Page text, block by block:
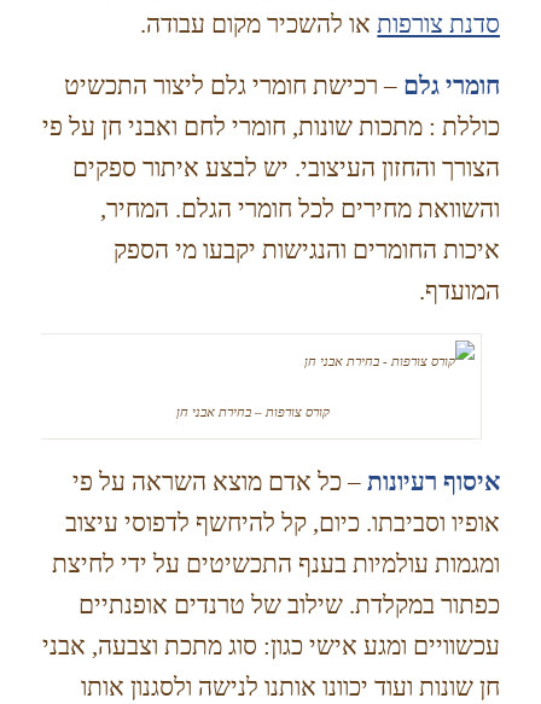
סדנת צורפותאו להשכיר מקום עבודה.
חומרי גלם – רכישת חומרי גלם ליצור התכשיט
כוללת : מתכות שונות, חומרי לחם ואבני חן על פי
הצורך והחזון העיצובי. יש לבצע איתור ספקים
והשוואת מחירים לכל חומרי הגלם. המחיר,
איכות החומרים והנגישות יקבעו מי הספק
המועדף.
קורס צורפות – בחירת אבני חן
איסוף רעיונות – כל אדם מוצא השראה על פי
אופיו וסביבתו. כיום, קל להיחשף לדפוסי עיצוב
ומגמות עולמיות בענף התכשיטים על ידי לחיצת
כפתור במקלדת. שילוב של טרנדים אופנתיים
עכשוויים ומגע אישי כגון: סוג מתכת וצבעה, אבני
חן שונות ועוד יכוונו אותנו לנישה ולסגנון אותו